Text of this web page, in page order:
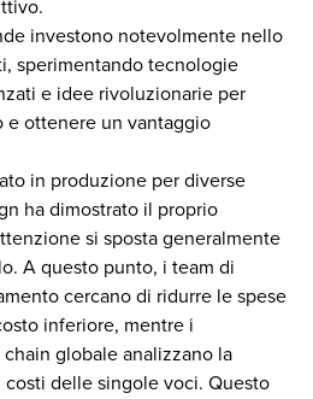
investono notevolmente nello
sperimentando tecnologie
e idee rivoluzionarie per
e ottenere un vantaggio
in produzione per diverse
ha dimostrato il proprio
si sposta generalmente
A questo punto, i team di
cercano di ridurre le spese
inferiore, mentre i
globale analizzano la
delle singole voci. Questo